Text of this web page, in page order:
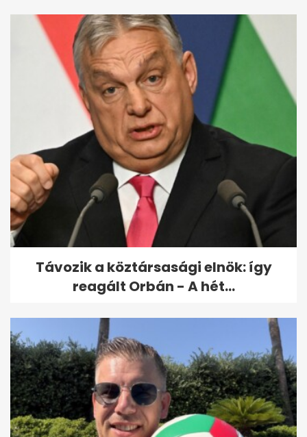
Távozik a köztársasági elnök: így
reagált Orbán - A hét...